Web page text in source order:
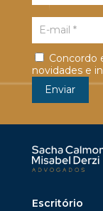
Concordo
novidades e
Escritório